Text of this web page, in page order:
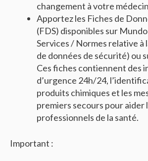
changement à votre
Apportez les Fiches de
(FDS) disponibles sur
Services / Normes relative à
de données de sécurité) ou
Ces fiches contiennent des
d’urgence 24h/24,
produits chimiques et les
premiers secours pour aider
professionnels de la santé.
Important :